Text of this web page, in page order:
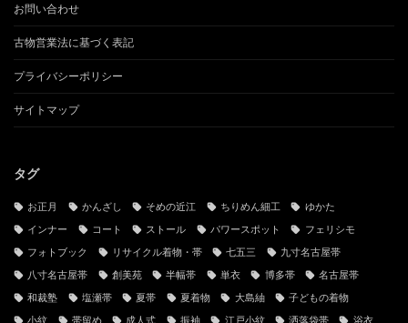
お問い合わせ
古物営業法に基づく表記
プライバシーポリシー
サイトマップ
タグ
お正月 かんざし そめの近江 ちりめん細工 ゆかた
インナー コート ストール パワースポット フェリシモ
フォトブック リサイクル着物・帯 七五三 九寸名古屋帯
八寸名古屋帯 創美苑 半幅帯 単衣 博多帯 名古屋帯
和裁塾 塩瀬帯 夏帯 夏着物 大島紬 子どもの着物
小紋 帯留め 成人式 振袖 江戸小紋 洒落袋帯 浴衣